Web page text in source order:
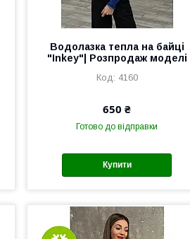
Водолазка тепла на байці
"Inkey"| Розпродаж моделі
4160
650 ₴
Готово до відправки
Купити